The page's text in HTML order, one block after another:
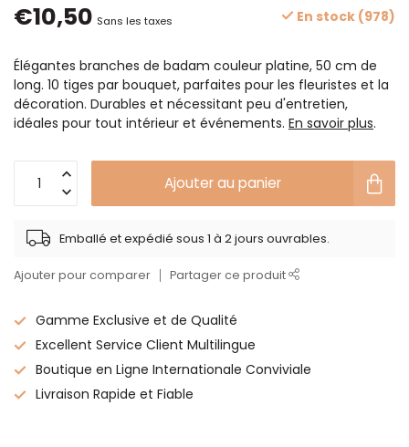
€10,50 Sans les taxes En stock (978)
Élégantes branches de badam couleur platine, 50 cm de
long. 10 tiges par bouquet, parfaites pour les fleuristes et la
décoration. Durables et nécessitant peu d'entretien,
idéales pour tout intérieur et événements. En savoir plus.
Ajouter au panier
Emballé et expédié sous 1 à 2 jours ouvrables.
Ajouter pour comparer Partager ce produit
Gamme Exclusive et de Qualité
Excellent Service Client Multilingue
Boutique en Ligne Internationale Conviviale
Livraison Rapide et Fiable